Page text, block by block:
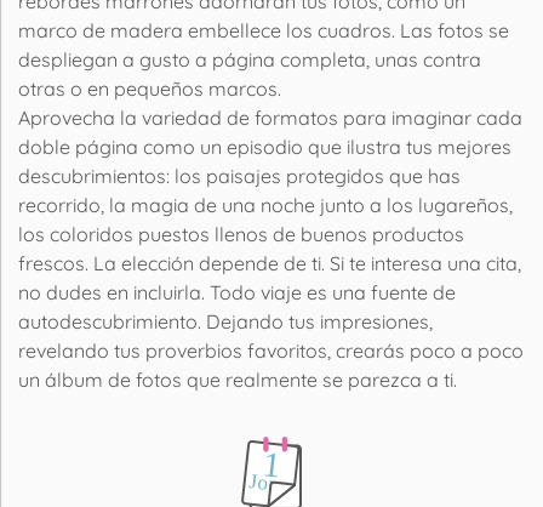
marco de madera embellece los cuadros. Las fotos se
despliegan a gusto a página completa, unas contra
otras o en pequeños marcos.
Aprovecha la variedad de formatos para imaginar cada
doble página como un episodio que ilustra tus mejores
descubrimientos: los paisajes protegidos que has
recorrido, la magia de una noche junto a los lugareños,
los coloridos puestos llenos de buenos productos
frescos. La elección depende de ti. Si te interesa una cita,
no dudes en incluirla. Todo viaje es una fuente de
autodescubrimiento. Dejando tus impresiones,
revelando tus proverbios favoritos, crearás poco a poco
un álbum de fotos que realmente se parezca a ti.